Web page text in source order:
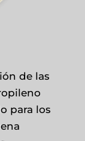
de las
para los